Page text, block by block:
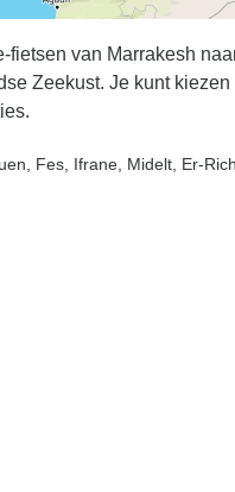
van Marrakesh
Zeekust. Je kunt
, Fes , Ifrane , Midelt , Er-Rich